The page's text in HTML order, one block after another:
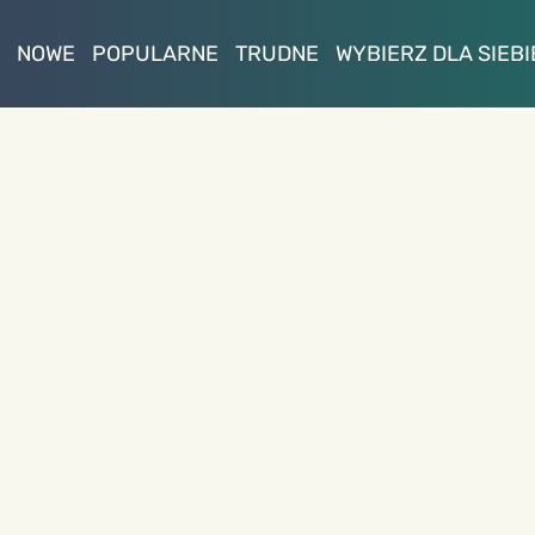
NOWE POPULARNE TRUDNE WYBIERZ DLA